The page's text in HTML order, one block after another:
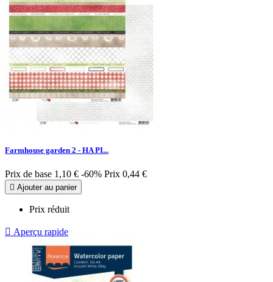
Farmhouse garden 2 - HA PI...
Prix de base 1,10 € -60% Prix 0,44 €
 Ajouter au panier
Prix réduit
 Aperçu rapide